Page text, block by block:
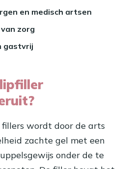
en medisch artsen
zorg
gastvrij
wordt door de arts
zachte gel met een
onder de te